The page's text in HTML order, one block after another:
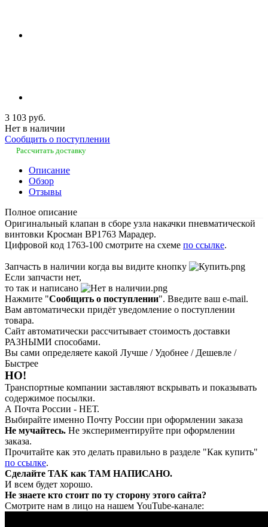
3 103 руб.
Нет в наличии
Сообщить о поступлении
Рассчитать доставку
Описание
Обзор
Отзывы
Полное описание
Оригинальный клапан в сборе узла накачки пневматической
винтовки Кросман ВР1763 Марадер.
Цифровой код 1763-100 смотрите на схеме по ссылке.
Запчасть в наличии когда вы видите кнопку
Если запчасти нет,
то так и написано
Нажмите "Сообщить о поступлении". Введите ваш e-mail.
Вам автоматически придёт уведомление о поступлении
товара.
Сайт автоматически рассчитывает стоимость доставки
РАЗНЫМИ способами.
Вы сами определяете какой Лучше / Удобнее / Дешевле /
Быстрее
НО!
Транспортные компании заставляют вскрывать и показывать
содержимое посылки.
А Почта России - НЕТ.
Выбирайте именно Почту России при оформлении заказа
Не мучайтесь. Не экспериментируйте при оформлении
заказа.
Прочитайте как это делать правильно в разделе "Как купить"
по ссылке.
Сделайте ТАК как ТАМ НАПИСАНО.
И всем будет хорошо.
Не знаете кто стоит по ту сторону этого сайта?
Смотрите нам в лицо на нашем YouTube-канале: